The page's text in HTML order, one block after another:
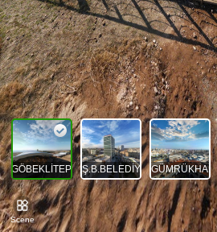
GÖBEKLİTEPE Ş.B.BELEDİYESİGÜMRÜKHAN
Scene